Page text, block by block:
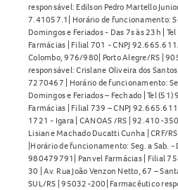
responsável: Edilson Pedro Martello
7.41057.1| Horário de funcionamento:
Domingos e Feriados - Das 7s às 23h |
Farmácias | Filial 701 - CNPJ
Colombo, 976/980| Porto Alegre/RS |
responsável: Crislane Oliveira dos
7270467 | Horário de funcionamento:
Domingos e Feriados – Fechado | Tel
Farmácias | Filial 739 – CNPJ
1721 - Igara | CANOAS /RS | 92.410-
Lisiane Machado Ducatti Cunha | CRF/
|Horário de funcionamento: Seg. a Sab. -
980479791| Panvel Farmácias | Filial
30 | Av. Rua João Venzon Netto, 67 –
SUL/RS | 95032-200| Farmacêutico